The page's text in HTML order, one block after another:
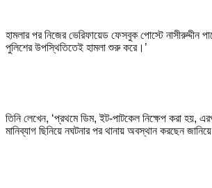
হামলার পর নিজের ভেরিফায়েড ফেসবুক পোস্টে নাসীরুদ্দীন
পুলিশের উপস্থিতিতেই হামলা শুরু করে।’
তিনি লেখেন, ‘প্রথমে ডিম, ইট-পাটকেল নিক্ষেপ করা হয়,
মানিব্যাগ ছিনিয়ে নঘটনার পর থানায় অবস্থান করছেন